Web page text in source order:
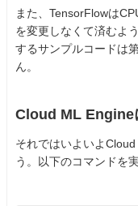
また、TensorFlowは
を変更しなくて済むよ
するサンプルコードは
ん。
Cloud ML Engine
それではいよいよ
う。以下のコマンドを